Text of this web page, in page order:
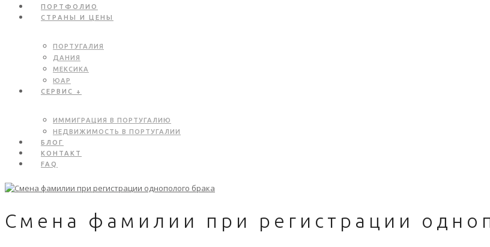
ПОРТФОЛИО
СТРАНЫ И ЦЕНЫ
ПОРТУГАЛИЯ
ДАНИЯ
МЕКСИКА
ЮАР
СЕРВИС +
ИММИГРАЦИЯ В ПОРТУГАЛИЮ
НЕДВИЖИМОСТЬ В ПОРТУГАЛИИ
БЛОГ
КОНТАКТ
FAQ
Смена фамилии при регистрации